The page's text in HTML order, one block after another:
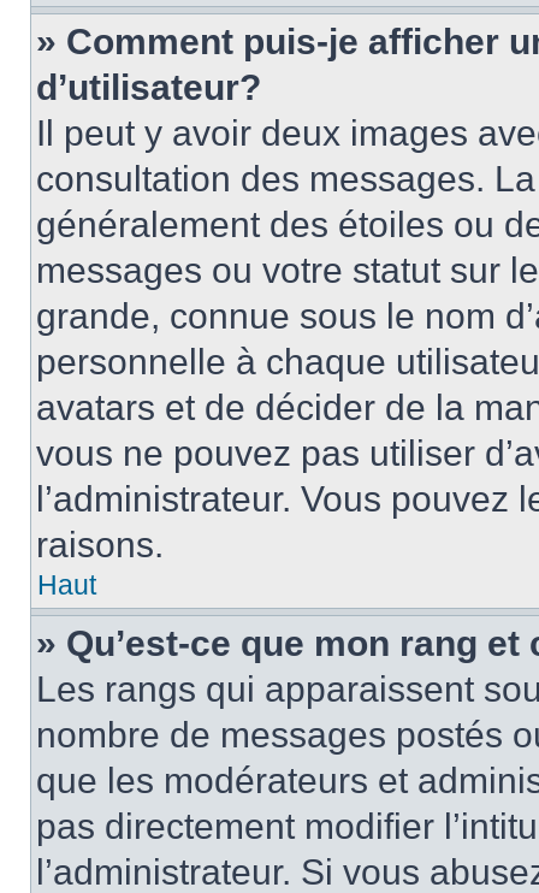
» Comment puis-je afficher
d’utilisateur?
Il peut y avoir deux images
consultation des messages.
généralement des étoiles ou
messages ou votre statut sur
grande, connue sous le nom
personnelle à chaque
avatars et de décider de la
vous ne pouvez pas utiliser
l’administrateur. Vous pouvez
raisons.
Haut
» Qu’est-ce que mon rang
Les rangs qui apparaissent
nombre de messages postés
que les modérateurs et
pas directement modifier
l’administrateur. Si vous